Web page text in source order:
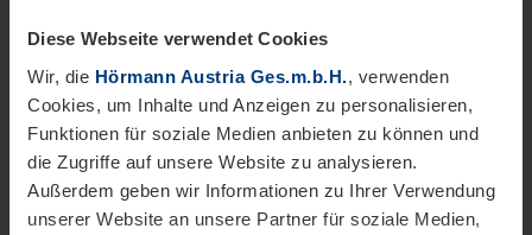
Diese Webseite verwendet Cookies
Wir, die Hörmann Austria Ges.m.b.H., verwenden
Cookies, um Inhalte und Anzeigen zu personalisieren,
Funktionen für soziale Medien anbieten zu können und
die Zugriffe auf unsere Website zu analysieren.
Außerdem geben wir Informationen zu Ihrer Verwendung
unserer Website an unsere Partner für soziale Medien,